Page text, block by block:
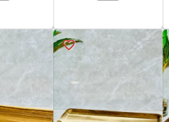
favorite_border